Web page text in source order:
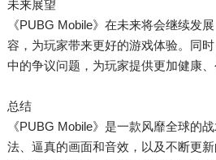
未来展望
《PUBG Mobile》在未来将会继续发
容，为玩家带来更好的游戏体验。同
中的争议问题，为玩家提供更加健康、
总结
《PUBG Mobile》是一款风靡全球的
法、逼真的画面和音效，以及不断更